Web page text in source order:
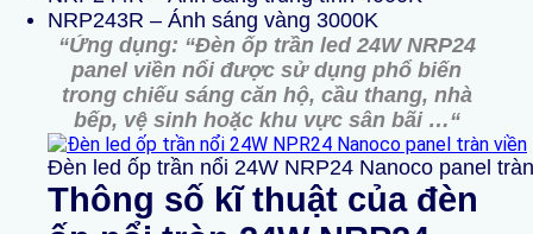
NRP243R – Ánh sáng vàng 3000K
“Ứng dụng: “Đèn ốp trần led 24W NRP24
panel viền nổi được sử dụng phổ biến
trong chiếu sáng căn hộ, cầu thang, nhà
bếp, vệ sinh hoặc khu vực sân bãi …“
Đèn led ốp trần nổi 24W NRP24 Nanoco panel
Thông số kĩ thuật của đèn